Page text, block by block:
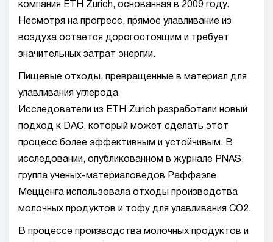
компания ETH Zurich, основанная в 2009 году.
Несмотря на прогресс, прямое улавливание из
воздуха остается дорогостоящим и требует
значительных затрат энергии.
Пищевые отходы, превращенные в материал для
улавливания углерода
Исследователи из ETH Zurich разработали новый
подход к DAC, который может сделать этот
процесс более эффективным и устойчивым. В
исследовании, опубликованном в журнале PNAS,
группа ученых-материаловедов Раффаэле
Мецценга использовала отходы производства
молочных продуктов и тофу для улавливания CO2.
В процессе производства молочных продуктов и